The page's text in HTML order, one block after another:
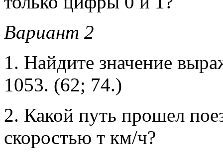
Вариант 2
1. Найдите значение
1053. (62; 74.)
2. Какой путь прошел
скоростью т км/ч?